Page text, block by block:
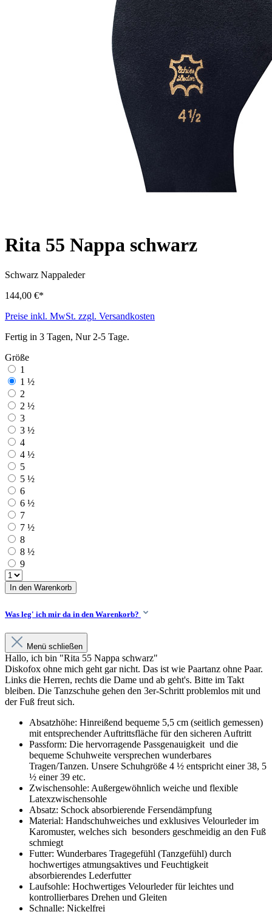
Rita 55 Nappa schwarz
Schwarz Nappaleder
144,00 €*
Preise inkl. MwSt. zzgl. Versandkosten
Fertig in 3 Tagen, Nur 2-5 Tage.
Größe
1
1 ½
2
2 ½
3
3 ½
4
4 ½
5
5 ½
6
6 ½
7
7 ½
8
8 ½
9
In den Warenkorb
Was leg' ich mir da in den Warenkorb?
Menü schließen
Hallo, ich bin "Rita 55 Nappa schwarz"
Diskofox ohne mich geht gar nicht. Das ist wie Paartanz ohne Paar.
Links die Herren, rechts die Dame und ab geht's. Bitte im Takt
bleiben. Die Tanzschuhe gehen den 3er-Schritt problemlos mit und
der Fuß freut sich.
Absatzhöhe: Hinreißend bequeme 5,5 cm (seitlich gemessen)
mit entsprechender Auftrittsfläche für den sicheren Auftritt
Passform: Die hervorragende Passgenauigkeit und die
bequeme Schuhweite versprechen wunderbares
Tragen/Tanzen. Unsere Schuhgröße 4 ½ entspricht einer 38, 5
½ einer 39 etc.
Zwischensohle: Außergewöhnlich weiche und flexible
Latexzwischensohle
Absatz: Schock absorbierende Fersendämpfung
Material: Handschuhweiches und exklusives Velourleder im
Karomuster, welches sich besonders geschmeidig an den Fuß
schmiegt
Futter: Wunderbares Tragegefühl (Tanzgefühl) durch
hochwertiges atmungsaktives und Feuchtigkeit
absorbierendes Lederfutter
Laufsohle: Hochwertiges Velourleder für leichtes und
kontrollierbares Drehen und Gleiten
Schnalle: Nickelfrei